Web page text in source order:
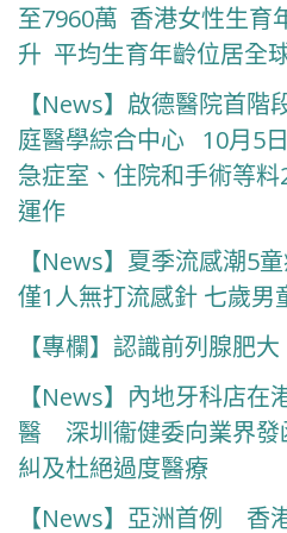
至7960萬 香港女性生育
升 平均生育年齡位居全
【News】啟德醫院首階
庭醫學綜合中心 10月5
急症室、住院和手術等
運作
【News】夏季流感潮5
僅1人無打流感針 七歲男
【專欄】認識前列腺肥大
【News】內地牙科店在
醫 深圳衞健委向業界發
糾及杜絕過度醫療
【News】亞洲首例 香